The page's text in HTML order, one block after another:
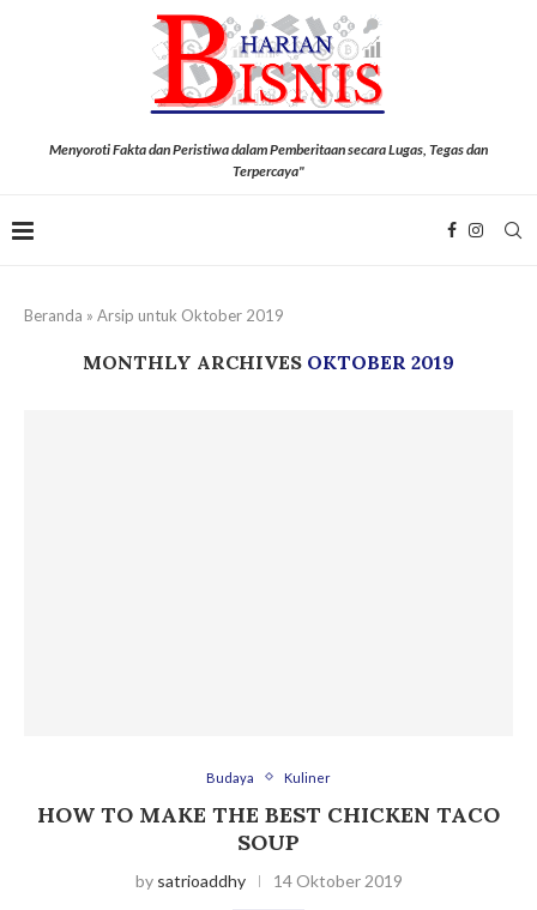
Menyoroti Fakta dan Peristiwa dalam Pemberitaan secara Lugas, Tegas dan
Terpercaya"
Beranda » Arsip untuk Oktober 2019
MONTHLY ARCHIVES OKTOBER 2019
Budaya Kuliner
HOW TO MAKE THE BEST CHICKEN TACO
SOUP
by satrioaddhy 14 Oktober 2019